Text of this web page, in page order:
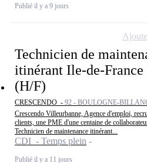
Publié il y a 9 jours
Technicien de
itinérant Ile-de-France
(H/F)
CRESCENDO - 92 - BOULOGNE-
Crescendo Villeurbanne, Agence d'emploi,
clients, une PME d'une centaine de
Technicien de maintenance itinérant...
CDI - Temps plein
Publié il y a 11 jours